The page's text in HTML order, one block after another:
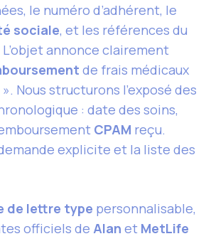
le numéro d’adhérent, le
sociale, et les références du
L’objet annonce clairement
de frais médicaux
Nous structurons l’exposé des
: date des soins,
CPAM reçu.
explicite et la liste des
de lettre type personnalisable,
officiels de Alan et MetLife